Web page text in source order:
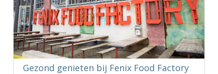
Gezond genieten bij Fenix Food Factory